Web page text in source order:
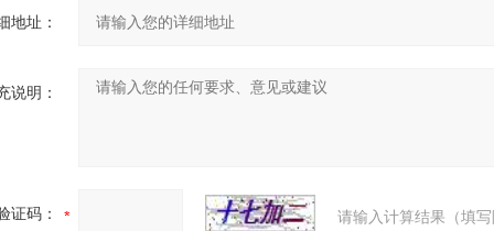
地址：
说明：
证码： 请输入计算结果（填